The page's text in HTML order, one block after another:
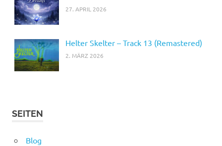
27. APRIL 2026
Helter Skelter – Track 13 (Remastered)
2. MÄRZ 2026
SEITEN
Blog